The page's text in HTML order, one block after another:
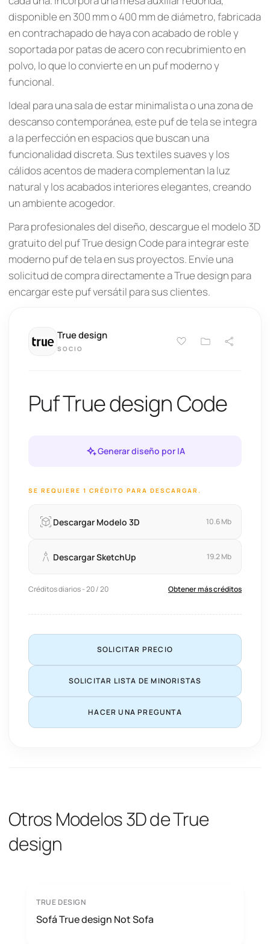
disponible en 300 mm o 400 mm de diámetro, fabricada
en contrachapado de haya con acabado de roble y
soportada por patas de acero con recubrimiento en
polvo, lo que lo convierte en un puf moderno y
funcional.
Ideal para una sala de estar minimalista o una zona de
descanso contemporánea, este puf de tela se integra
a la perfección en espacios que buscan una
funcionalidad discreta. Sus textiles suaves y los
cálidos acentos de madera complementan la luz
natural y los acabados interiores elegantes, creando
un ambiente acogedor.
Para profesionales del diseño, descargue el modelo 3D
gratuito del puf True design Code para integrar este
moderno puf de tela en sus proyectos. Envíe una
solicitud de compra directamente a True design para
encargar este puf versátil para sus clientes.
True design
SOCIO
Puf True design Code
Generar diseño por IA
SE REQUIERE 1 CRÉDITO PARA DESCARGAR.
Descargar Modelo 3D 10.6 Mb
Descargar SketchUp 19.2 Mb
Créditos diarios - 20 / 20 Obtener más créditos
SOLICITAR PRECIO
SOLICITAR LISTA DE MINORISTAS
HACER UNA PREGUNTA
Otros Modelos 3D de True
design
TRUE DESIGN
Sofá True design Not Sofa